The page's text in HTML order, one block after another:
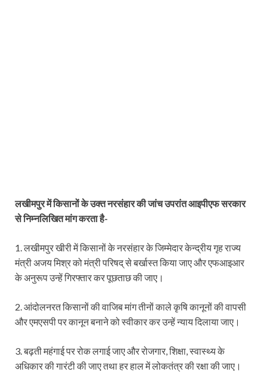
लखीमपुर में किसानों के उक्त नरसंहार की जांच उपरांत आइपीएफ सरकार
से निम्नलिखित मांग करता है-
1. लखीमपुर खीरी में किसानों के नरसंहार के जिम्मेदार केन्द्रीय गृह राज्य
मंत्री अजय मिश्र को मंत्री परिषद् से बर्खास्त किया जाए और एफआइआर
के अनुरूप उन्हें गिरफ्तार कर पूछताछ की जाए।
2. आंदोलनरत किसानों की वाजिब मांग तीनों काले कृषि कानूनों की वापसी
और एमएसपी पर कानून बनाने को स्वीकार कर उन्हें न्याय दिलाया जाए।
3. बढ़ती महंगाई पर रोक लगाई जाए और रोजगार, शिक्षा, स्वास्थ्य के
अधिकार की गारंटी की जाए तथा हर हाल में लोकतंत्र की रक्षा की जाए।